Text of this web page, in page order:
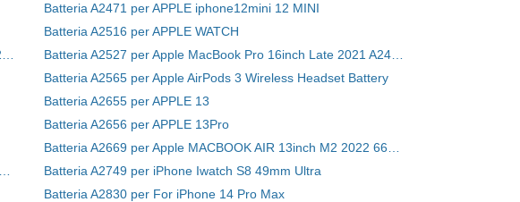
Batteria A2471 per APPLE iphone12mini 12 MINI
Batteria A2516 per APPLE WATCH
Batteria A2565 per Apple AirPods 3 Wireless Headset Battery
Batteria A2655 per APPLE 13
Batteria A2656 per APPLE 13Pro
Batteria A2749 per iPhone Iwatch S8 49mm Ultra
Batteria A2830 per For iPhone 14 Pro Max